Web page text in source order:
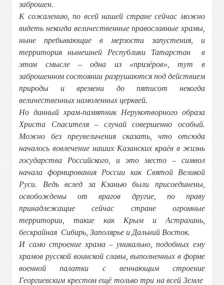
заброшен.
К сожалению, по всей нашей стране сейчас можно
видеть некогда величественные православные храмы,
ныне пребывающие в мерзости запустения, и
территория нынешней Республики Татарстан в
этом смысле – одна из «призёров», тут в
заброшенном состоянии разрушаются под действием
природы и времени до пятисот некогда
величественных намоленных церквей.
Но данный храм-памятник Нерукотворного образа
Христа Спасителя – случай совершенно особый.
Можно без преувеличения сказать, что отсюда
началось вовлечение наших Казанских краёв в жизнь
государства Российского, и это место – символ
начала формирования России как Святой Великой
Руси. Ведь вслед за Кзанью были присоединены,
освобождены от врагов другие, по праву
принадлежащие сейчас стране огромные
территории, такие как Крым и Астрахань,
бескрайная Сибирь, Заполярье и Дальний Восток.
И само строение храма – уникально, подобных ему
храмов русской воинской славы, выполненных в форме
военной палатки с венчающим строение
Георгиевским крестом ещё только три на всей Земле